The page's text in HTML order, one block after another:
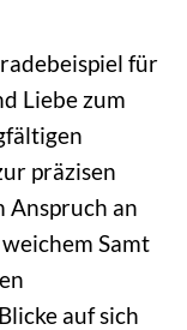
für
Liebe zum
präzisen
Anspruch an
Samt
auf sich